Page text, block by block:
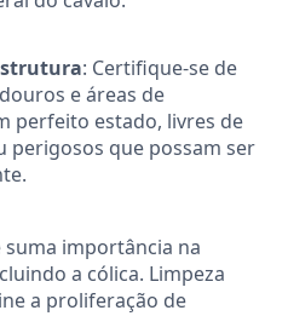
: Certifique-se de
e áreas de
perfeito estado, livres de
perigosos que possam ser
suma importância na
a cólica. Limpeza
a proliferação de